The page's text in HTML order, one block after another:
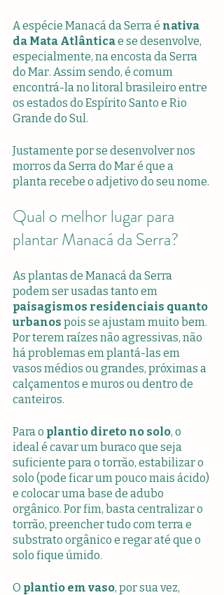
A espécie Manacá da Serra é nativa
da Mata Atlântica e se desenvolve,
especialmente, na encosta da Serra
do Mar. Assim sendo, é comum
encontrá-la no litoral brasileiro entre
os estados do Espírito Santo e Rio
Grande do Sul.
Justamente por se desenvolver nos
morros da Serra do Mar é que a
planta recebe o adjetivo do seu nome.
Qual o melhor lugar para
plantar Manacá da Serra?
As plantas de Manacá da Serra
podem ser usadas tanto em
paisagismos residenciais quanto
urbanos pois se ajustam muito bem.
Por terem raízes não agressivas, não
há problemas em plantá-las em
vasos médios ou grandes, próximas a
calçamentos e muros ou dentro de
canteiros.
Para o plantio direto no solo, o
ideal é cavar um buraco que seja
suficiente para o torrão, estabilizar o
solo (pode ficar um pouco mais ácido)
e colocar uma base de adubo
orgânico. Por fim, basta centralizar o
torrão, preencher tudo com terra e
substrato orgânico e regar até que o
solo fique úmido.
O plantio em vaso, por sua vez,